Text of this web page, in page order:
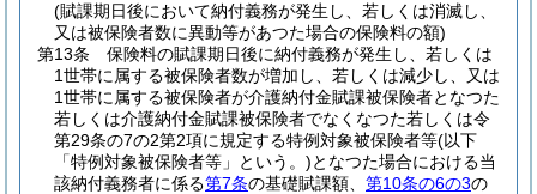
(賦課期日後において納付義務が発生し、若しくは消滅し、
又は被保険者数に異動等があつた場合の保険料の額)
第13条
保険料の賦課期日後に納付義務が発生し、若しくは
1世帯に属する被保険者数が増加し、若しくは減少し、又は
1世帯に属する被保険者が介護納付金賦課被保険者となつた
若しくは介護納付金賦課被保険者でなくなつた若しくは令
第29条の7の2第2項に規定する特例対象被保険者等(以下
「特例対象被保険者等」という。)となつた場合における当
該納付義務者に係る第7条の基礎賦課額、 第10条の6の3の